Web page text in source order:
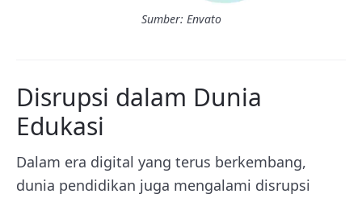
Sumber: Envato
Disrupsi dalam Dunia
Edukasi
Dalam era digital yang terus berkembang,
dunia pendidikan juga mengalami disrupsi